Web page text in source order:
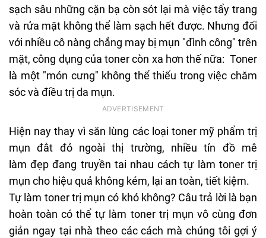
sạch sâu những cặn bạ còn sót lại mà việc tẩy trang
và rửa mặt không thể làm sạch hết được. Nhưng đối
với nhiều cô nàng chẳng may bị mụn "đình công" trên
mặt, công dụng của toner còn xa hơn thế nữa: Toner
là một "món cưng" không thể thiếu trong việc chăm
sóc và điều trị da mụn.
Hiện nay thay vì săn lùng các loại toner mỹ phẩm trị
mụn đắt đỏ ngoài thị trường, nhiều tín đồ mê
làm đẹp đang truyền tai nhau cách tự làm toner trị
mụn cho hiệu quả không kém, lại an toàn, tiết kiệm.
Tự làm toner trị mụn có khó không? Câu trả lời là bạn
hoàn toàn có thể tự làm toner trị mụn vô cùng đơn
giản ngay tại nhà theo các cách mà chúng tôi gợi ý